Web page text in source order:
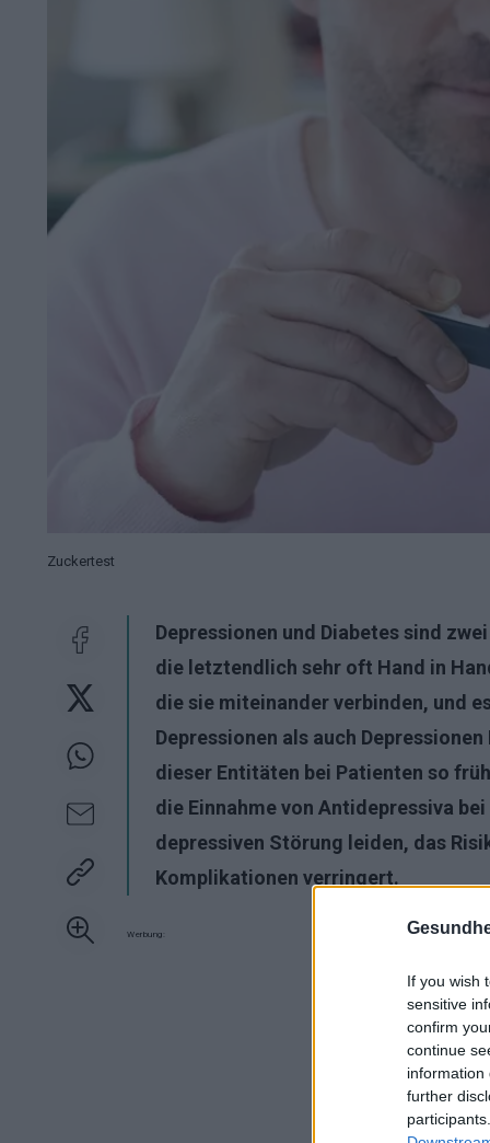
If you wish
sensitive
confirm
continue
information
further
Zuckertest
Depressionen und Diabetes sind
die letztendlich sehr oft Hand in
die sie miteinander verbinden, und
Depressionen als auch
dieser Entitäten bei Patienten so
die Einnahme von Antidepressiva
depressiven Störung leiden, das
Komplikationen verringert.
Werbung: